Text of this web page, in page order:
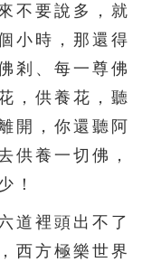
不要說多，就
小時，那還得
剎、每一尊佛
，供養花，聽
開，你還聽阿
供養一切佛，
！
裡頭出不了
西方極樂世界